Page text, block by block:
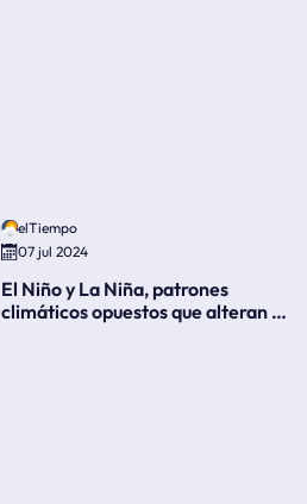
elTiempo
07 jul 2024
El Niño y La Niña, patrones
climáticos opuestos que alteran la